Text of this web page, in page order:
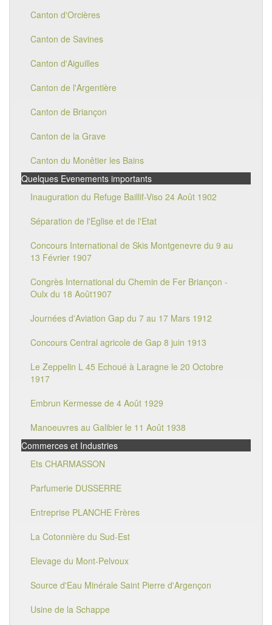
Canton d'Orcières
Canton de Savines
Canton d'Aiguilles
Canton de l'Argentière
Canton de Briançon
Canton de la Grave
Canton du Monêtier les Bains
Quelques Evenements importants
Inauguration du Refuge Baillif-Viso 24 Août 1902
Séparation de l'Eglise et de l'Etat
Concours International de Skis Montgenevre du 9 au
13 Février 1907
Congrès International du Chemin de Fer Briançon -
Oulx du 18 Août1907
Journées d'Aviation Gap du 7 au 17 Mars 1912
Concours Central agricole de Gap 8 juin 1913
Le Zeppelin L 45 Echoué à Laragne le 20 Octobre
1917
Embrun Kermesse de 4 Août 1929
Manoeuvres au Galibier le 11 Août 1938
Commerces et Industries
Ets CHARMASSON
Parfumerie DUSSERRE
Entreprise PLANCHE Frères
La Cotonnière du Sud-Est
Elevage du Mont-Pelvoux
Source d'Eau Minérale Saint Pierre d'Argençon
Usine de la Schappe